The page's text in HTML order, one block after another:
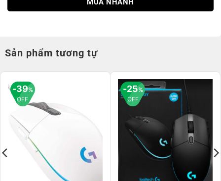
MUA NHANH
Sản phẩm tương tự
39%
OFF
25%
OFF